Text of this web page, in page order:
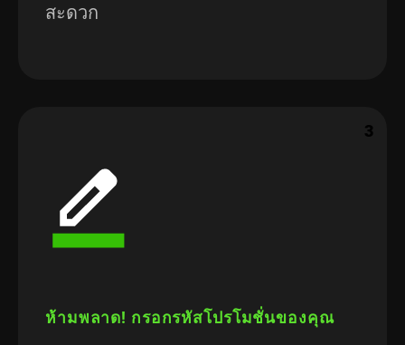
สะดวก
3
ห้ามพลาด! กรอกรหัสโปรโมชั่นของคุณ